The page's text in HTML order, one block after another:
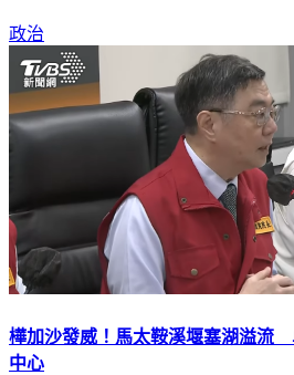
政治
樺加沙發威！馬太鞍溪堰塞湖溢流
中心